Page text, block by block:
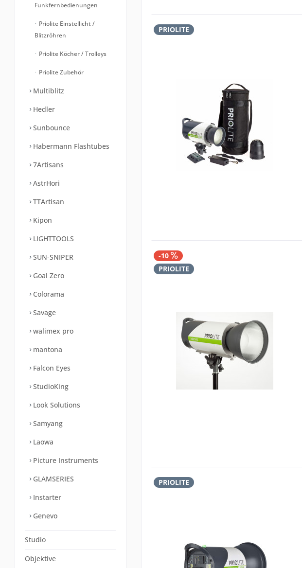
Funkfernbedienungen
Priolite Einstellicht /
Blitzröhren
Priolite Köcher / Trolleys
Priolite Zubehör
Multiblitz
Hedler
Sunbounce
Habermann Flashtubes
7Artisans
AstrHori
TTArtisan
Kipon
LIGHTTOOLS
SUN-SNIPER
Goal Zero
Colorama
Savage
walimex pro
mantona
Falcon Eyes
StudioKing
Look Solutions
Samyang
Laowa
Picture Instruments
GLAMSERIES
Instarter
Genevo
Studio
Objektive
PRIOLITE
-10
PRIOLITE
PRIOLITE